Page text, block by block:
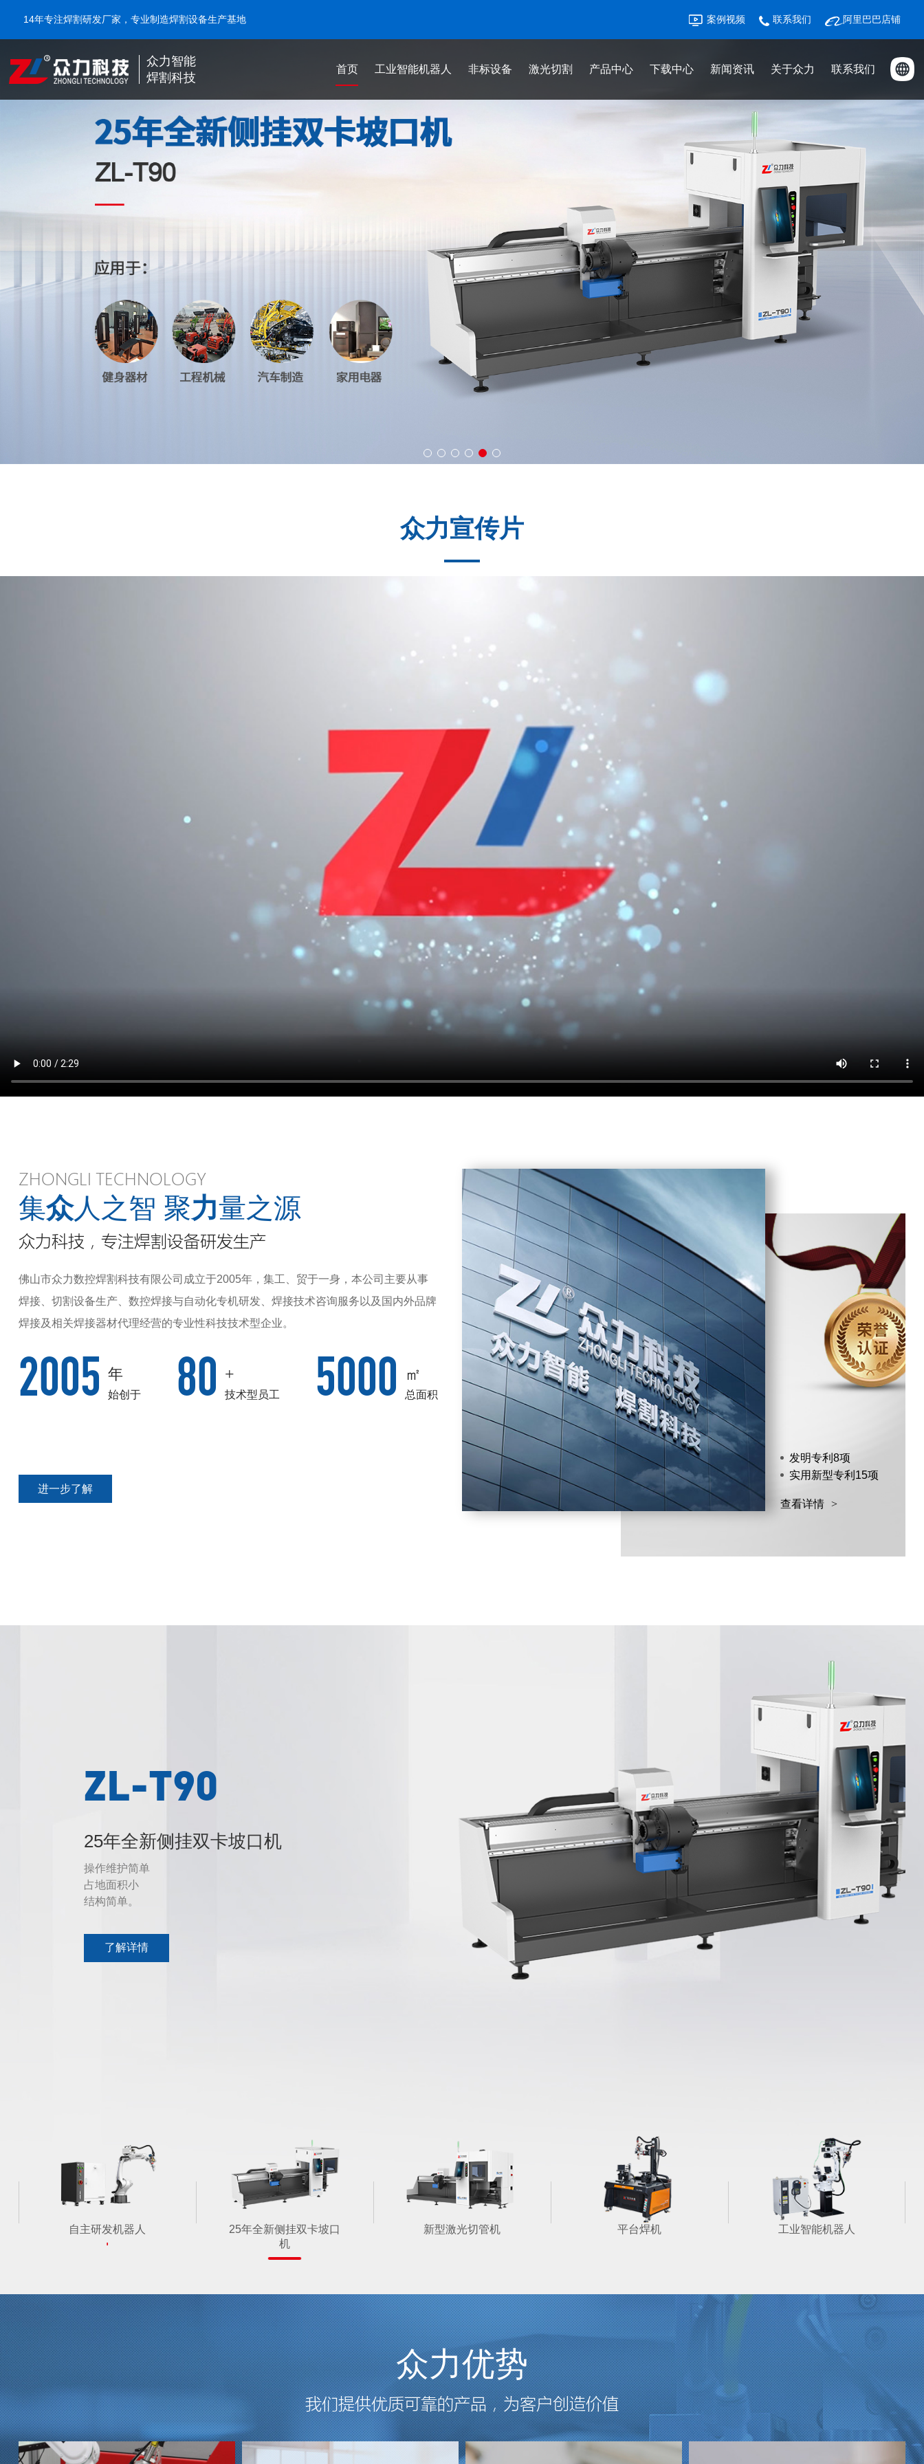
14年专注焊割研发厂家，专业制造焊割设备生产基地 案例视频 联系我们 阿里巴巴店铺
众力智能
焊割科技
首页 工业智能机器人 非标设备 激光切割 产品中心 下载中心 新闻资讯 关于众力 联系我们
众力宣传片
ZHONGLI TECHNOLOGY
集众人之智 聚力量之源
众力科技，专注焊割设备研发生产
佛山市众力数控焊割科技有限公司成立于2005年，集工、贸于一身，本公司主要从事
焊接、切割设备生产、数控焊接与自动化专机研发、焊接技术咨询服务以及国内外品牌
焊接及相关焊接器材代理经营的专业性科技技术型企业。
2005 年
始创于 80 +
技术型员工 5000 ㎡
总面积
进一步了解
发明专利8项
实用新型专利15项
查看详情 >
ZL-K90
新型激光切管机
全行程万能卡盘，
了解详情
自主研发机器人
25年全新侧挂双卡坡口
机
新型激光切管机 平台焊机 工业智能机器人
众力优势
我们提供优质可靠的产品，为客户创造价值